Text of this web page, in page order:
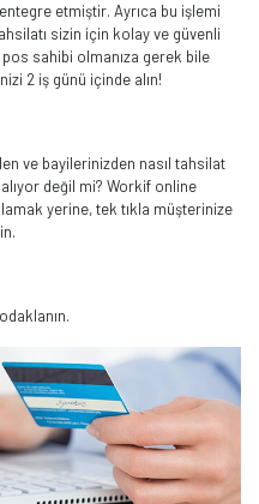
etmiştir. Ayrıca bu işlemi
sizin için kolay ve güvenli
sahibi olmanıza gerek bile
2 iş günü içinde alın!
ve bayilerinizden nasıl tahsilat
değil mi? Workif online
yerine, tek tıkla müşterinize